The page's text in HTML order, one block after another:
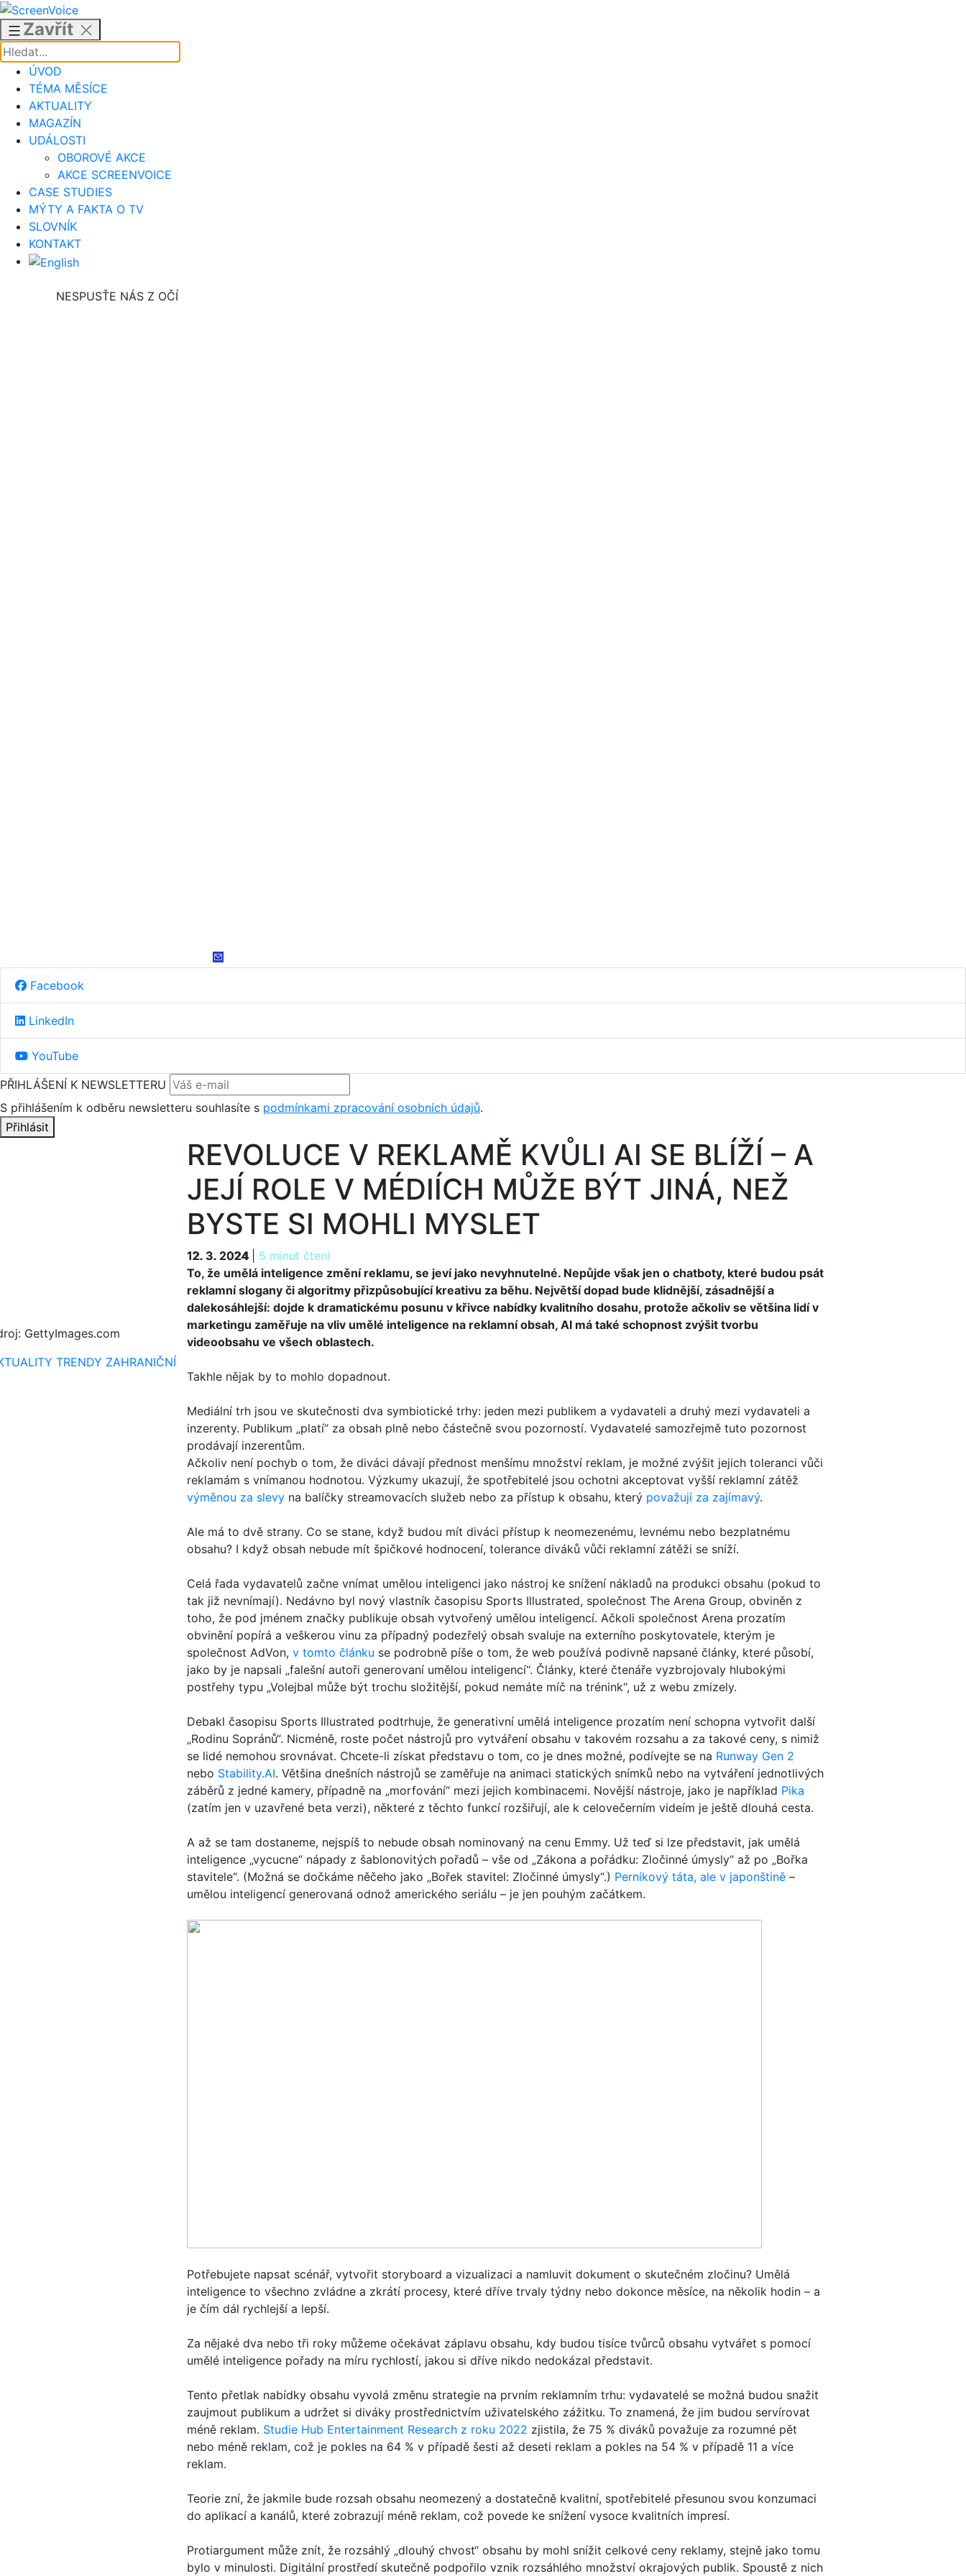
Přejít
obsahu
Zavřít
ÚVOD
TÉMA MĚSÍCE
AKTUALITY
MAGAZÍN
UDÁLOSTI
OBOROVÉ AKCE
AKCE SCREENVOICE
CASE STUDIES
MÝTY A FAKTA O TV
SLOVNÍK
KONTAKT
NESPUSŤE NÁS Z OČÍ
Facebook
LinkedIn
YouTube
PŘIHLÁŠENÍ K NEWSLETTERU
S přihlášením k odběru newsletteru souhlasíte s podmínkami zpracování osobních údajů.
Přihlásit
GettyImages.com
TRENDY ZAHRANIČNÍ
REVOLUCE V REKLAMĚ KVŮLI AI SE BLÍŽÍ – A
JEJÍ ROLE V MÉDIÍCH MŮŽE BÝT JINÁ, NEŽ
BYSTE SI MOHLI MYSLET
12. 3. 2024 5 minut čtení
12. 3. 2024
To, že umělá inteligence změní reklamu, se jeví jako nevyhnutelné. Nepůjde však jen o chatboty, které budou psát
reklamní slogany či algoritmy přizpůsobující kreativu za běhu. Největší dopad bude klidnější, zásadnější a
dalekosáhlejší: dojde k dramatickému posunu v křivce nabídky kvalitního dosahu, protože ačkoliv se většina lidí v
marketingu zaměřuje na vliv umělé inteligence na reklamní obsah, AI má také schopnost zvýšit tvorbu
videoobsahu ve všech oblastech.
Takhle nějak by to mohlo dopadnout.
Mediální trh jsou ve skutečnosti dva symbiotické trhy: jeden mezi publikem a vydavateli a druhý mezi vydavateli a
inzerenty. Publikum „platí“ za obsah plně nebo částečně svou pozorností. Vydavatelé samozřejmě tuto pozornost
prodávají inzerentům.
Ačkoliv není pochyb o tom, že diváci dávají přednost menšímu množství reklam, je možné zvýšit jejich toleranci vůči
reklamám s vnímanou hodnotou. Výzkumy ukazují, že spotřebitelé jsou ochotni akceptovat vyšší reklamní zátěž
výměnou za slevy na balíčky streamovacích služeb nebo za přístup k obsahu, který považují za zajímavý.
Ale má to dvě strany. Co se stane, když budou mít diváci přístup k neomezenému, levnému nebo bezplatnému
obsahu? I když obsah nebude mít špičkové hodnocení, tolerance diváků vůči reklamní zátěži se sníží.
Celá řada vydavatelů začne vnímat umělou inteligenci jako nástroj ke snížení nákladů na produkci obsahu (pokud to
tak již nevnímají). Nedávno byl nový vlastník časopisu Sports Illustrated, společnost The Arena Group, obviněn z
toho, že pod jménem značky publikuje obsah vytvořený umělou inteligencí. Ačkoli společnost Arena prozatím
obvinění popírá a veškerou vinu za případný podezřelý obsah svaluje na externího poskytovatele, kterým je
společnost AdVon, v tomto článku se podrobně píše o tom, že web používá podivně napsané články, které působí,
jako by je napsali „falešní autoři generovaní umělou inteligencí“. Články, které čtenáře vyzbrojovaly hlubokými
postřehy typu „Volejbal může být trochu složitější, pokud nemáte míč na trénink“, už z webu zmizely.
Debakl časopisu Sports Illustrated podtrhuje, že generativní umělá inteligence prozatím není schopna vytvořit další
„Rodinu Sopránů“. Nicméně, roste počet nástrojů pro vytváření obsahu v takovém rozsahu a za takové ceny, s nimiž
se lidé nemohou srovnávat. Chcete-li získat představu o tom, co je dnes možné, podívejte se na Runway Gen 2
nebo Stability.AI. Většina dnešních nástrojů se zaměřuje na animaci statických snímků nebo na vytváření jednotlivých
záběrů z jedné kamery, případně na „morfování“ mezi jejich kombinacemi. Novější nástroje, jako je například Pika
(zatím jen v uzavřené beta verzi), některé z těchto funkcí rozšiřují, ale k celovečerním videím je ještě dlouhá cesta.
A až se tam dostaneme, nejspíš to nebude obsah nominovaný na cenu Emmy. Už teď si lze představit, jak umělá
inteligence „vycucne“ nápady z šablonovitých pořadů – vše od „Zákona a pořádku: Zločinné úmysly“ až po „Bořka
stavitele“. (Možná se dočkáme něčeho jako „Bořek stavitel: Zločinné úmysly“.) Perníkový táta, ale v japonštině –
umělou inteligencí generovaná odnož amerického seriálu – je jen pouhým začátkem.
Potřebujete napsat scénář, vytvořit storyboard a vizualizaci a namluvit dokument o skutečném zločinu? Umělá
inteligence to všechno zvládne a zkrátí procesy, které dříve trvaly týdny nebo dokonce měsíce, na několik hodin – a
je čím dál rychlejší a lepší.
Za nějaké dva nebo tři roky můžeme očekávat záplavu obsahu, kdy budou tisíce tvůrců obsahu vytvářet s pomocí
umělé inteligence pořady na míru rychlostí, jakou si dříve nikdo nedokázal představit.
Tento přetlak nabídky obsahu vyvolá změnu strategie na prvním reklamním trhu: vydavatelé se možná budou snažit
zaujmout publikum a udržet si diváky prostřednictvím uživatelského zážitku. To znamená, že jim budou servírovat
méně reklam. Studie Hub Entertainment Research z roku 2022 zjistila, že 75 % diváků považuje za rozumné pět
nebo méně reklam, což je pokles na 64 % v případě šesti až deseti reklam a pokles na 54 % v případě 11 a více
reklam.
Teorie zní, že jakmile bude rozsah obsahu neomezený a dostatečně kvalitní, spotřebitelé přesunou svou konzumaci
do aplikací a kanálů, které zobrazují méně reklam, což povede ke snížení vysoce kvalitních impresí.
Protiargument může znít, že rozsáhlý „dlouhý chvost“ obsahu by mohl snížit celkové ceny reklamy, stejně jako tomu
bylo v minulosti. Digitální prostředí skutečně podpořilo vznik rozsáhlého množství okrajových publik. Spoustě z nich